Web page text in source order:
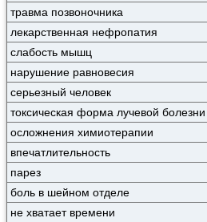
травма позвоночника
лекарственная нефропатия
слабость мышц
нарушение равновесия
серьезный человек
токсическая форма лучевой болезни
осложнения химиотерапии
впечатлительность
парез
боль в шейном отделе
не хватает времени